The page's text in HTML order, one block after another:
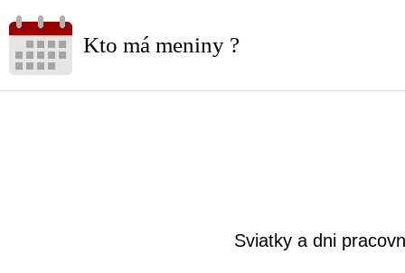
Kto má meniny ?
Sviatky a dni